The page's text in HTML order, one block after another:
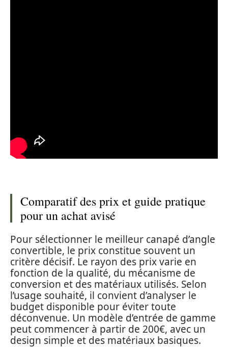
Comparatif des prix et guide pratique
pour un achat avisé
Pour sélectionner le meilleur canapé d’angle
convertible, le prix constitue souvent un
critère décisif. Le rayon des prix varie en
fonction de la qualité, du mécanisme de
conversion et des matériaux utilisés. Selon
l’usage souhaité, il convient d’analyser le
budget disponible pour éviter toute
déconvenue. Un modèle d’entrée de gamme
peut commencer à partir de 200€, avec un
design simple et des matériaux basiques.